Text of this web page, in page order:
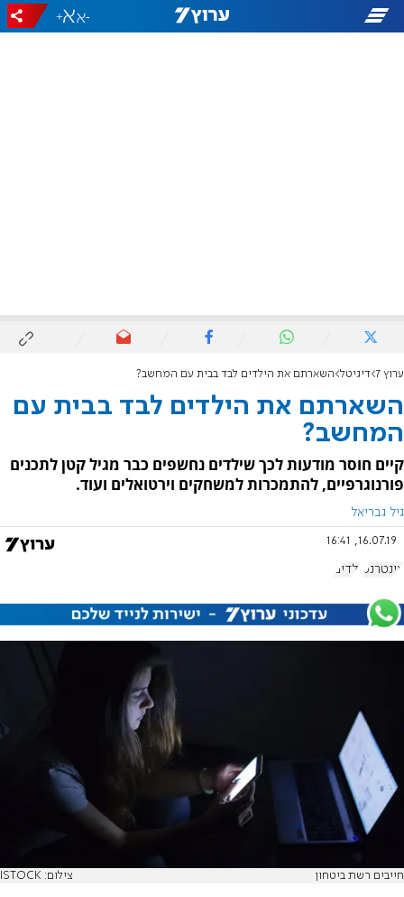
-
+
ערוץ 7 דיגיטל השארתם את הילדים לבד בבית עם המחשב?
השארתם את הילדים לבד בבית עם
המחשב?
קיים חוסר מודעות לכך שילדים נחשפים כבר מגיל קטן לתכנים
פורנוגרפיים, להתמכרות למשחקים וירטואלים ועוד.
גיל גבריאל
16.07.19, 16:41
אינטרנט ילדים
חייבים רשת ביטחון צילום: ISTOCK